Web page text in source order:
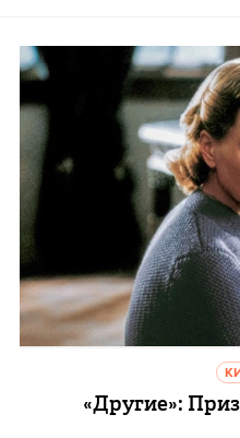
«Другие»: